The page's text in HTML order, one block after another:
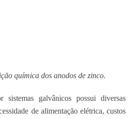
química dos anodos de zinco.
sistemas galvânicos possui diversas
de alimentação elétrica, custos